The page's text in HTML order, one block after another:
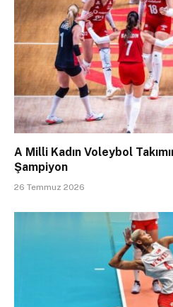
A Milli Kadın Voleybol
Şampiyon
26 Temmuz 2026